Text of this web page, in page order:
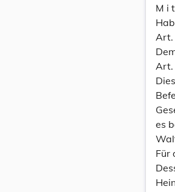
M i
Art.
Art.
es
Für